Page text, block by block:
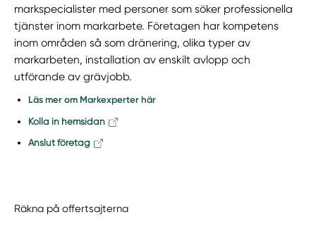
markspecialister med personer som söker professionella
tjänster inom markarbete. Företagen har kompetens
inom områden så som dränering, olika typer av
markarbeten, installation av enskilt avlopp och
utförande av grävjobb.
Läs mer om Markexperter här
Kolla in hemsidan
Anslut företag
Räkna på offertsajterna